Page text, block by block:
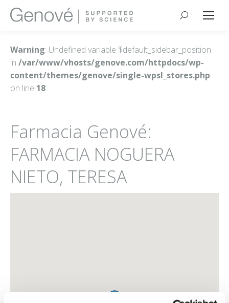
Buscar:
Warning: Undefined variable $default_sidebar_position
in /var/www/vhosts/genove.com/httpdocs/wp-
content/themes/genove/single-wpsl_stores.php
on line 18
Farmacia Genové:
FARMACIA NOGUERA
NIETO, TERESA